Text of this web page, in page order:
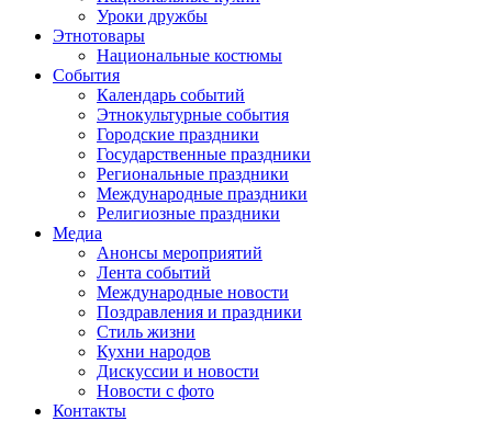
Уроки дружбы
Этнотовары
Национальные костюмы
События
Календарь событий
Этнокультурные события
Городские праздники
Государственные праздники
Региональные праздники
Международные праздники
Религиозные праздники
Медиа
Анонсы мероприятий
Лента событий
Международные новости
Поздравления и праздники
Cтиль жизни
Кухни народов
Дискуссии и новости
Новости с фото
Контакты